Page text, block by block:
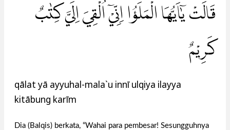
قَالَتْ يٰٓاَيُّهَا الْمَلَؤُا اِنِّيْٓ اُلْقِيَ اِلَيَّ كِتٰبٌ
كَرِيْمٌ
qālat yā ayyuhal-mala`u innī ulqiya ilayya
kitābung karīm
Dia (Balqis) berkata, “Wahai para pembesar! Sesungguhnya